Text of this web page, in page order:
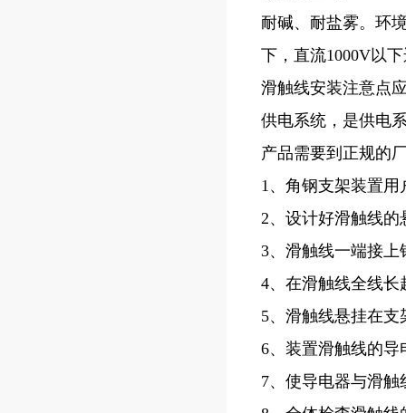
耐碱、耐盐雾。环
下，直流1000V以
滑触线安装注意点
供电系统，是供电
产品需要到正规的
1、角钢支架装置
2、设计好滑触线
3、滑触线一端接
4、在滑触线全线长
5、滑触线悬挂在
6、装置滑触线的
7、使导电器与滑